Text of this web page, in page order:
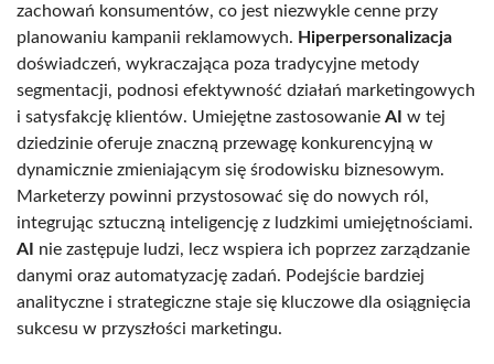
zachowań konsumentów, co jest niezwykle cenne przy
planowaniu kampanii reklamowych. Hiperpersonalizacja
doświadczeń, wykraczająca poza tradycyjne metody
segmentacji, podnosi efektywność działań marketingowych
i satysfakcję klientów. Umiejętne zastosowanie AI w tej
dziedzinie oferuje znaczną przewagę konkurencyjną w
dynamicznie zmieniającym się środowisku biznesowym.
Marketerzy powinni przystosować się do nowych ról,
integrując sztuczną inteligencję z ludzkimi umiejętnościami.
AI
nie zastępuje ludzi, lecz wspiera ich poprzez zarządzanie
danymi oraz automatyzację zadań. Podejście bardziej
analityczne i strategiczne staje się kluczowe dla osiągnięcia
sukcesu w przyszłości marketingu.